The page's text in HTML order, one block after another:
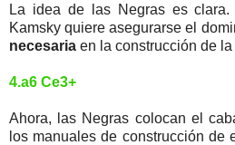
La idea de las Negras es clara.
Kamsky quiere asegurarse el
necesaria en la construcción de
4.a6 Ce3+
Ahora, las Negras colocan el
los manuales de construcción de